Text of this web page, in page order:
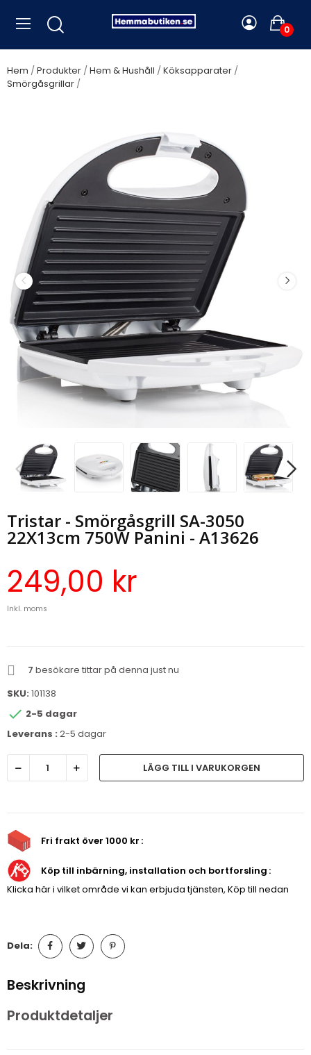
0
Hem Produkter Hem & Hushåll
Köksapparater
Smörgåsgrillar
Tristar - Smörgåsgrill SA-3050
22X13cm 750W Panini - A13626
249,00 kr
Inkl. moms
7 besökare tittar på denna just nu
SKU: 101138
 2-5 dagar
Leverans : 2-5 dagar
LÄGG TILL I VARUKORGEN
Fri frakt över 1000 kr
Köp till inbärning, installation och bortforsling
Klicka här i vilket område vi kan erbjuda tjänsten, Köp till nedan
Dela:
Beskrivning
Produktdetaljer